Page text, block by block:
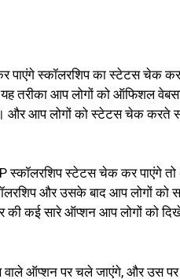
पाएंगे स्कॉलरशिप का स्टेटस
तरीका आप लोगों को ऑफिशल
और आप लोगों को स्टेटस चेक करते
स्कॉलरशिप स्टेटस चेक कर पाएंगे
और उसके बाद आप लोगों को
कई सारे ऑप्शन आप लोगों को
वाले ऑप्शन पर चले जाएंगे, और